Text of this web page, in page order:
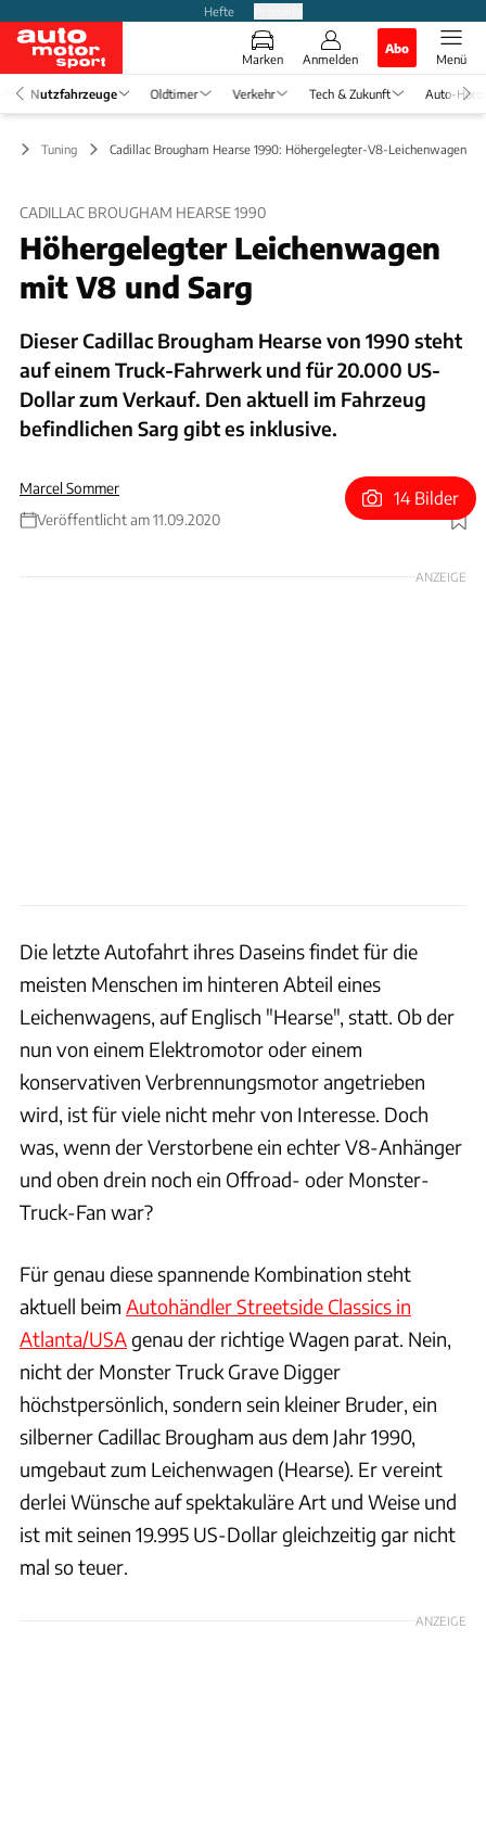
Hefte
Marken Anmelden
Abo
Menü
Nutzfahrzeuge Oldtimer Verkehr Tech & Zukunft Auto-
Tuning Cadillac Brougham Hearse 1990: Höhergelegter-V8-Leichenwagen
CADILLAC BROUGHAM HEARSE 1990
Höhergelegter Leichenwagen
mit V8 und Sarg
Dieser Cadillac Brougham Hearse von 1990 steht
auf einem Truck-Fahrwerk und für 20.000 US-
Dollar zum Verkauf. Den aktuell im Fahrzeug
befindlichen Sarg gibt es inklusive.
Marcel Sommer
Veröffentlicht am 11.09.2020
Foto: Streetside Classics
14 Bilder
ANZEIGE
Die letzte Autofahrt ihres Daseins findet für die
meisten Menschen im hinteren Abteil eines
Leichenwagens, auf Englisch "Hearse", statt. Ob der
nun von einem Elektromotor oder einem
konservativen Verbrennungsmotor angetrieben
wird, ist für viele nicht mehr von Interesse. Doch
was, wenn der Verstorbene ein echter V8-Anhänger
und oben drein noch ein Offroad- oder Monster-
Truck-Fan war?
Für genau diese spannende Kombination steht
aktuell beim Autohändler Streetside Classics in
Atlanta/USAgenau der richtige Wagen parat. Nein,
nicht der Monster Truck Grave Digger
höchstpersönlich, sondern sein kleiner Bruder, ein
silberner Cadillac Brougham aus dem Jahr 1990,
umgebaut zum Leichenwagen (Hearse). Er vereint
derlei Wünsche auf spektakuläre Art und Weise und
ist mit seinen 19.995 US-Dollar gleichzeitig gar nicht
mal so teuer.
ANZEIGE